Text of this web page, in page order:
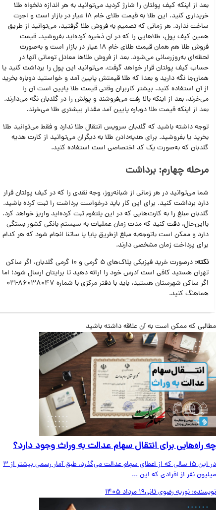
بعد از اینکه کیف پولتان را شارژ کردید می‌توانید به هر اندازه دلخواه طلا
خریداری کنید. این طلا به قیمت طلای خام 18 عیار در بازار است و اجرت
ساخت ندارد. هر زمانی که تصمیم به فروش طلا گرفتید، می‌توانید از طریق
همین کیف پول، طلاهایی را که در آن ذخیره کرده‌اید بفروشید. قیمت
فروش طلا هم همان قیمت طلای خام 18 عیار در بازار است و به‌صورت
لحظه‌ای به‌روزرسانی می‌شود. بعد از فروش طلاها معادل تومانی آنها در
حساب کیف پولتان قرار خواهد گرفت. می‌توانید این پول را برداشت کنید یا
همان‌جا نگه دارید و بعدا که طلا قیمتش پایین آمد و خواستید دوباره بخرید
از آن استفاده کنید. بیشتر کاربران وقتی قیمت طلا پایین است آن را
می‌خرند، بعد از اینکه بالا رفت می‌فروشند و پولش را در گلدبان نگه می‌دارند.
بعد از اینکه قیمت طلا دوباره پایین آمد مقدار بیشتری طلا می‌خرند.
توجه داشته باشید که گلدبان سرویس انتقال طلا ندارد و فقط می‌توانید طلا
بخرید یا بفروشید. برای هدیه‌دادن طلا به دیگران می‌توانید از کارت هدیه
گلدبان که به‌صورت یک کد اختصاصی است استفاده کنید.
مرحله چهارم: برداشت
شما می‌توانید در هر زمانی از شبانه‌روز، وجه نقدی را که در کیف پولتان قرار
دارد برداشت کنید. برای این کار باید درخواست برداشت را ثبت کرده باشید.
گلدبان مبلغ را به کارت‌هایی که در این پلتفرم ثبت کرده‌اید واریز خواهد کرد.
بااین‌حال، دقت کنید که مدت زمان عملیات به سیستم بانکی کشور بستگی
دارد و ممکن است باتوجه‌به مبلغ ازطریق پایا یا ساتنا انجام شود که هر کدام
برای پرداخت زمان مشخصی دارند.
نکته:
درصورت خرید فیزیکی پلاک‌های 5 گرمی و 10 گرمی گلدبان، اگر ساکن
تهران هستید کافی است آدرس خود را ارائه دهید تا برایتان ارسال شود؛ اما
اگر ساکن شهرستان هستید، باید با دفتر مرکزی با شماره 86038047-021
هماهنگ کنید.
که ممکن است به آن علاقه داشته باشید
راه‌هایی برای انتقال سهام عدالت به وراث وجود دارد؟
در این ۱۵ سالی که از اعطای سهام عدالت می‌گذرد، طبق آمار رسمی بیشتر از ۳
نفر از افرادی که این ...
نوریه رضوی ثانی19 مرداد 1405